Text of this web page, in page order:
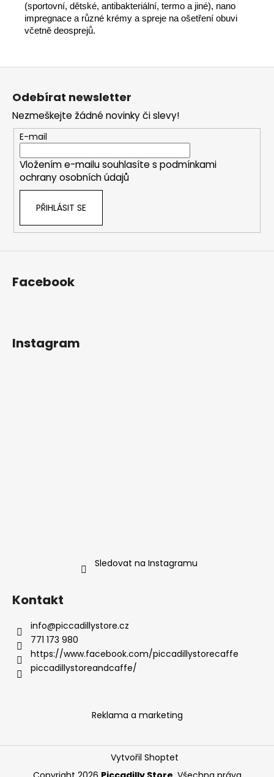
(sportovní, dětské, antibakteriální, termo a jiné), nano
impregnace a různé krémy a spreje na ošetření obuvi
včetně deosprejů.
Z
Odebírat newsletter
Nezmeškejte žádné novinky či slevy!
E-mail
Vložením e-mailu souhlasíte s podmínkami
ochrany osobních údajů
PŘIHLÁSIT SE
Facebook
Instagram
Sledovat na Instagramu
Kontakt
info@piccadillystore.cz
771 173 980
https://www.facebook.com/piccadillystorecaffe
piccadillystoreandcaffe/
Reklama a marketing
Vytvořil Shoptet